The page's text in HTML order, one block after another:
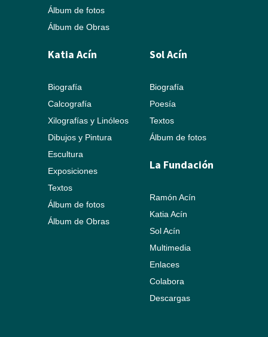
Álbum de fotos
Álbum de Obras
Katia Acín
Biografía
Calcografía
Xilografías y Linóleos
Dibujos y Pintura
Escultura
Exposiciones
Textos
Álbum de fotos
Álbum de Obras
Sol Acín
Biografía
Poesía
Textos
Álbum de fotos
La Fundación
Ramón Acín
Katia Acín
Sol Acín
Multimedia
Enlaces
Colabora
Descargas